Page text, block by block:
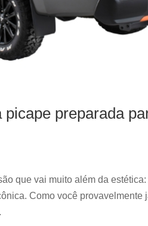
preparada
que vai muito além da
Como você provavelmente